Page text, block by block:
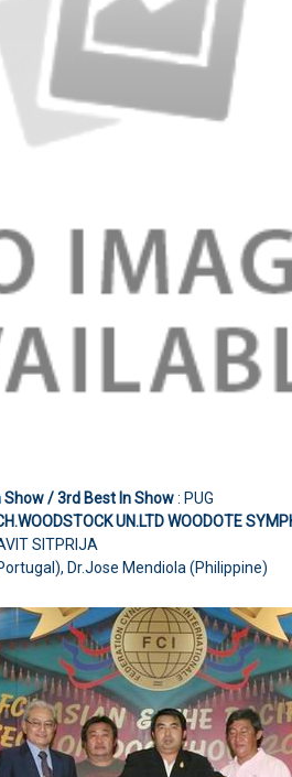
Show / 3rd Best In Show: PUG
UN.LTD WOODOTE
SITPRIJA
Dr.Jose Mendiola (Philippine)